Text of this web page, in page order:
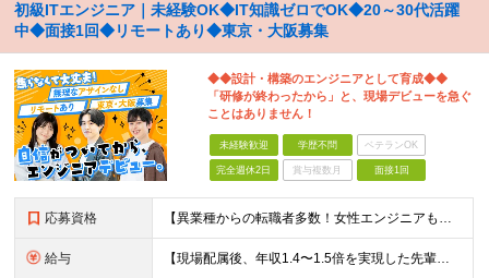
初級ITエンジニア｜未経験OK◆IT知識ゼロでOK◆20～30代活躍
中◆面接1回◆リモートあり◆東京・大阪募集
◆◆設計・構築のエンジニアとして育成◆◆
「研修が終わったから」と、現場デビューを急ぐ
ことはありません！
未経験歓迎 学歴不問 ベテランOK
完全週休2日 賞与複数月 面接1回
応募資格 【異業種からの転職者多数！女性エンジニアも活躍中】 ◆学歴不問 ◆未経験OK ≪こんな方を歓迎しています≫ ◎未経験から成長できる環境で活躍したい方 ◎大学やスクールでIT系のスキルを学んだことのあ
給与 【現場配属後、年収1.4〜1.5倍を実現した先輩も！残業代全額支給】 ◆給与は経験やスキルに応じて決定します ◆年俸制250万円～350万円（1/12を月々支給） ≪年収UPの例≫ ◎飲食業からのキ